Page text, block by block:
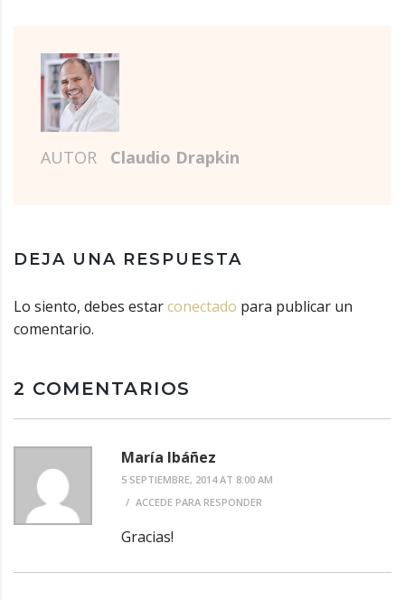
AUTOR Claudio Drapkin
DEJA UNA RESPUESTA
Lo siento, debes estarconectado para publicar un
comentario.
2 COMENTARIOS
María Ibáñez
5 SEPTIEMBRE, 2014 AT 8:00 AM
ACCEDE PARA RESPONDER
Gracias!